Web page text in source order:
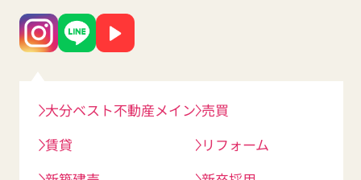
大分ベスト不動産メイン
賃貸
売買
リフォーム